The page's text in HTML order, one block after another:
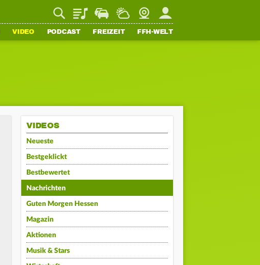
PlaylistStaupilotWetterWebcamMein FFH
VIDEO PODCAST FREIZEIT FFH-WELT
VIDEOS
Neueste
Bestgeklickt
Bestbewertet
Nachrichten
Guten Morgen Hessen
Magazin
Aktionen
Musik & Stars